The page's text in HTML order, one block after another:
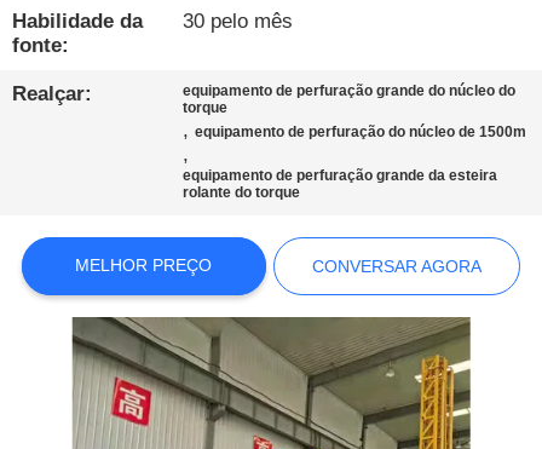
NOS
CONVERSAR
COMPANY
NEWS
MAPA
SITE
Habilidade da
fonte:
30 pelo mês
Realçar:
equipamento de perfuração grande do núcleo do
torque
,equipamento de perfuração do núcleo de 1500m
,
equipamento de perfuração grande da esteira
rolante do torque
MELHOR PREÇO CONVERSAR AGORA